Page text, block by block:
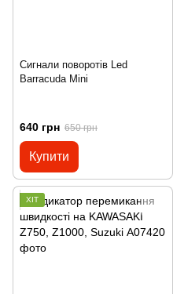
Сигнали поворотів Led
Barracuda Mini
640 грн 650 грн
Купити
ХІТ